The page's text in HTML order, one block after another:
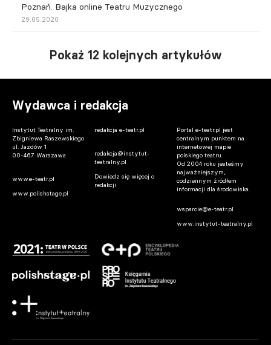
Poznań. Bajka online Teatru Muzycznego
29.05.2020
Pokaż 12 kolejnych artykułów
Wydawca i redakcja
Instytut Teatralny im.
Zbigniewa Raszewskiego
ul. Jazdów 1
00-467 Warszawa
www.e-teatr.pl
www.polishstage.pl
redakcja e-teatr.pl
redakcja@instytut-
teatralny.pl
Dowiedz się więcej o
redakcji
Portal e-teatr.pl jest
centralnym punktem na
internetowej mapie
polskiego teatru.
Od 2004 roku jesteśmy
najważniejszym,
codziennym źródłem
informacji dla środowiska.
wsparcie@e-teatr.pl
www.instytut-teatralny.pl